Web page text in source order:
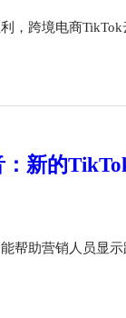
，跨境电商
新的
帮助营销人员显